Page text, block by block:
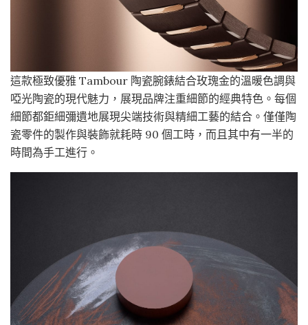
這款極致優雅 Tambour 陶瓷腕錶結合玫瑰金的溫暖色調與
啞光陶瓷的現代魅力，展現品牌注重細節的經典特色。每個
細節都鉅細彌遺地展現尖端技術與精細工藝的結合。僅僅陶
瓷零件的製作與裝飾就耗時 90 個工時，而且其中有一半的
時間為手工進行。